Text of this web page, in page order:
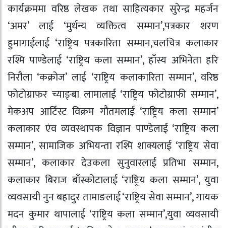
कार्यक्रममा वरिष्ठ लेखक तथा साहित्यकार सुरेन्द्र महर्जन
‘अमर’ लाई ‘मुर्धन्य व्यक्तित्व सम्मान’,पत्रकार शरण
हुमागाईलाई ‘राष्ट्रिय पत्रकारिता सम्मान,चलचित्र कलाकार
रश्मि पाण्डेलाई ‘राष्ट्रिय कला सम्मान’, हाँस्य अभिनेता हरि
निरौला ‘कक्रोज’ लाई ‘राष्ट्रिय कलाकारिता सम्मान’, वरिष्ठ
फोटोग्राफर च्याङ्बा लामालाई ‘राष्ट्रिय फोटोग्राफी सम्मान’,
मेकअप आर्टिस्ट विक्रम गौतमलाई ‘राष्ट्रिय कला सम्मान’
कलाकार एंव व्यवस्थापक विज्ञान पाण्डेलाई ‘राष्ट्रिय कला
सम्मान’, सामाजिक अभियन्ता रश्मि शाक्यलाई ‘राष्ट्रिय सेवा
सम्मान’, कलाकार देउकला सुनुवारलाई प्रतिभा सम्मान,
कलाकार बिराज बाँस्कोटालाई ‘राष्ट्रिय कला सम्मान’, युवा
व्यवसायी नुन बहादुर तामाङलाई ‘राष्ट्रिय सेवा सम्मान’, गायक
मदन कुमार थापालाई ‘राष्ट्रिय कला सम्मान’,युवा व्यवसायी